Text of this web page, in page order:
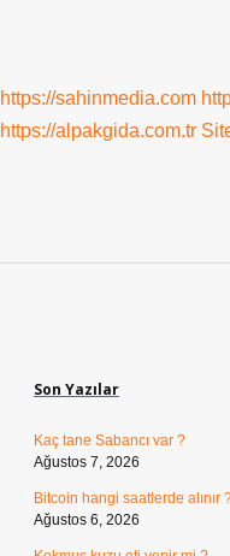
https://sahinmedia.com
https://alpakgida.com.tr
Son Yazılar
Kaç tane Sabancı var ?
Ağustos 7, 2026
Bitcoin hangi saatlerde alınır
Ağustos 6, 2026